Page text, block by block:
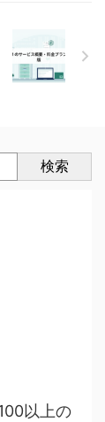
検索
以上の